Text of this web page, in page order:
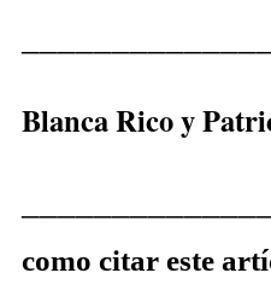
Blanca Rico y
como citar este